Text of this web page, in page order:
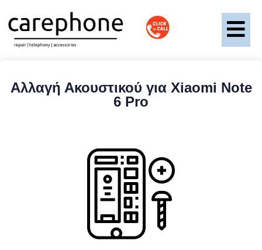
Αλλαγή Ακουστικού για Xiaomi Note
6 Pro